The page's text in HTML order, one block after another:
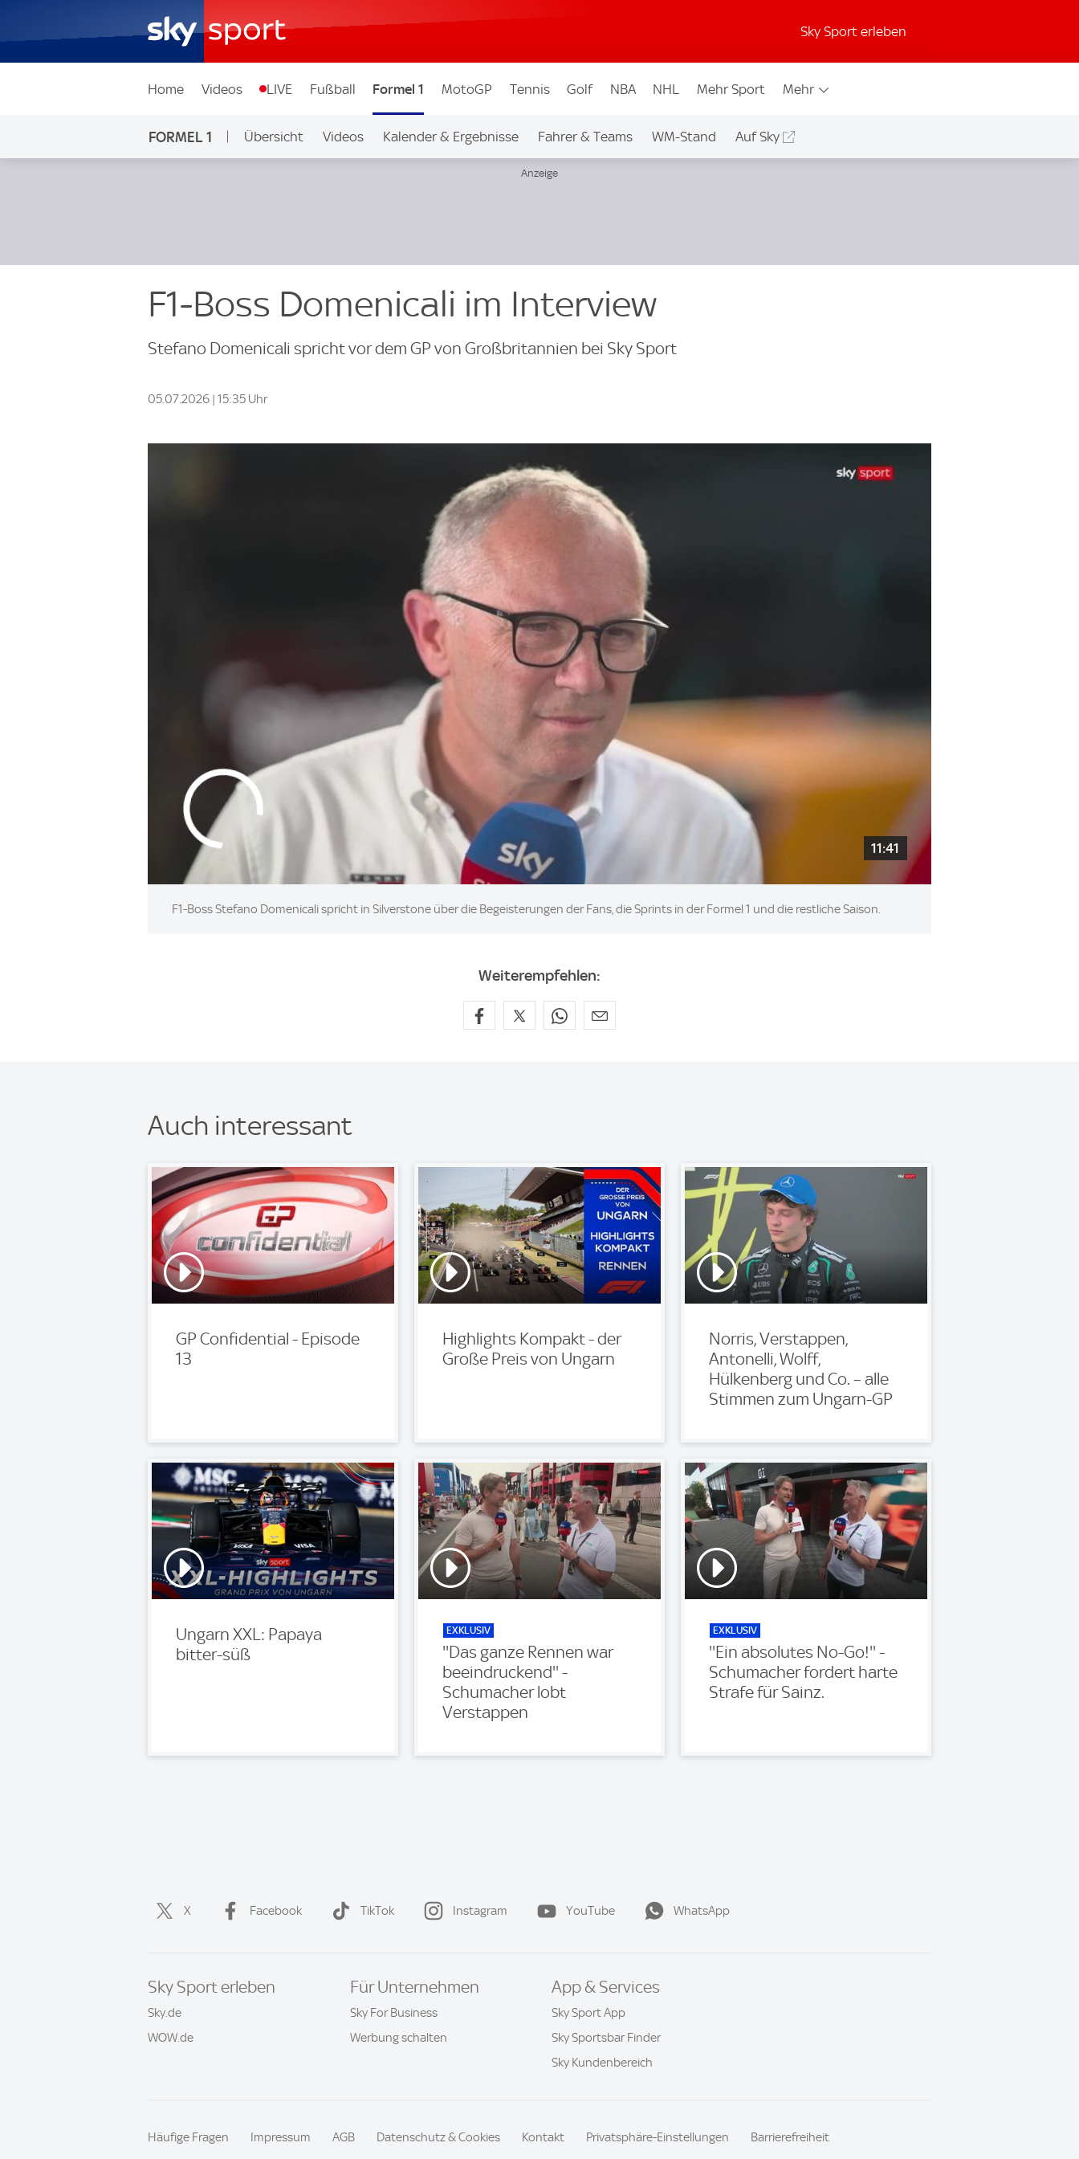
Sky Sport erleben
Home Videos LIVE Fußball Formel 1 MotoGP Tennis Golf NBA NHL Mehr Sport Mehr
FORMEL 1 Übersicht Videos Kalender & Ergebnisse Fahrer & Teams WM-Stand Auf Sky
F1-Boss Domenicali im Interview
Stefano Domenicali spricht vor dem GP von Großbritannien bei Sky Sport
05.07.2026 | 15:35 Uhr
11:41
F1-Boss Stefano Domenicali spricht in Silverstone über die Begeisterungen der Fans, die Sprints in der Formel 1 und die restliche Saison.
Weiterempfehlen:
Auch interessant
GP Confidential - Episode
13
Highlights Kompakt - der
Große Preis von Ungarn
Norris, Verstappen,
Antonelli, Wolff,
Hülkenberg und Co. – alle
Stimmen zum Ungarn-GP
Ungarn XXL: Papaya
bitter-süß
EXKLUSIV
''Das ganze Rennen war
beeindruckend'' -
Schumacher lobt
Verstappen
EXKLUSIV
''Ein absolutes No-Go!'' -
Schumacher fordert harte
Strafe für Sainz.
X Facebook TikTok Instagram YouTube WhatsApp
Sky Sport erleben
Sky.de
WOW.de
Für Unternehmen
Sky For Business
Werbung schalten
App & Services
Sky Sport App
Sky Sportsbar Finder
Sky Kundenbereich
Häufige Fragen Impressum AGB Datenschutz & Cookies Kontakt Privatsphäre-Einstellungen Barrierefreiheit